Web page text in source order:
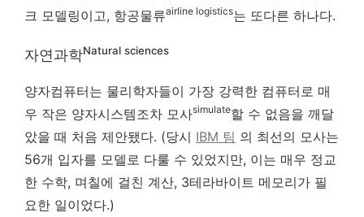
크 모델링이고, 항공물류airline logistics는 또다른 하나다.
자연과학Natural sciences
양자컴퓨터는 물리학자들이 가장 강력한 컴퓨터로 매
우 작은 양자시스템조차 모사simulate할 수 없음을 깨달
았을 때 처음 제안됐다. (당시 IBM 팀 의 최선의 모사는
56개 입자를 모델로 다룰 수 있었지만, 이는 매우 정교
한 수학, 며칠에 걸친 계산, 3테라바이트 메모리가 필
요한 일이었다.)